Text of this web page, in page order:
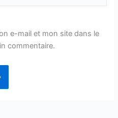
e-mail et mon site dans le
commentaire.